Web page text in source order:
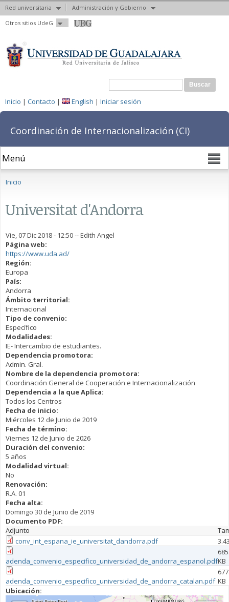
Red universitaria
Administración y Gobierno
Otros sitios UdeG
Pasar al
contenido
Formulario de búsqueda
Buscar
Inicio | Contacto | English | Iniciar sesión
Coordinación de Internacionalización (CI)
Se encuentra usted aquí
Inicio
Universitat d'Andorra
Vie, 07 Dic 2018 - 12:50--Edith Angel
Página web:
https://www.uda.ad/
Región:
Europa
País:
Andorra
Ámbito territorial:
Internacional
Tipo de convenio:
Específico
Modalidades:
IE- Intercambio de estudiantes.
Dependencia promotora:
Admin. Gral.
Nombre de la dependencia promotora:
Coordinación General de Cooperación e Internacionalización
Dependencia a la que Aplica:
Todos los Centros
Fecha de inicio:
Miércoles 12 de Junio de 2019
Fecha de término:
Viernes 12 de Junio de 2026
Duración del convenio:
5 años
Modalidad virtual:
No
Renovación:
R.A. 01
Fecha alta:
Domingo 30 de Junio de 2019
Documento PDF:
Adjunto
conv_int_espana_ie_universitat_dandorra.pdf
adenda_convenio_especifico_universidad_de_andorra_espanol.pdfKB
adenda_convenio_especifico_universidad_de_andorra_catalan.pdf KB
Ubicación: